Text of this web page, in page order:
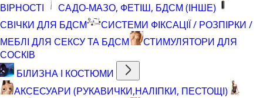
ВІРНОСТІ
САДО-МАЗО, ФЕТІШ, БДСМ (ІНШЕ)
СВІЧКИ ДЛЯ БДСМ
СИСТЕМИ ФІКСАЦІЇ / РОЗПІРКИ /
МЕБЛІ ДЛЯ СЕКСУ ТА БДСМ
СТИМУЛЯТОРИ ДЛЯ
СОСКІВ
БІЛИЗНА І КОСТЮМИ
АКСЕСУАРИ (РУКАВИЧКИ,НАЛІПКИ, ПЕСТОЩІ)